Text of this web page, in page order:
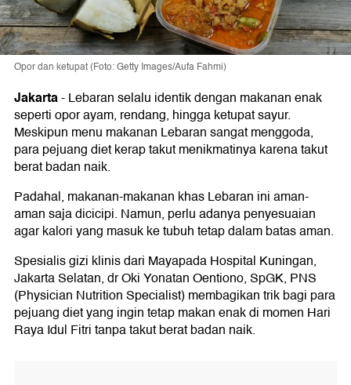
Opor dan ketupat (Foto: Getty Images/Aufa Fahmi)
Jakarta-Lebaran selalu identik dengan makanan enak
seperti opor ayam, rendang, hingga ketupat sayur.
Meskipun menu makanan Lebaran sangat menggoda,
para pejuang diet kerap takut menikmatinya karena takut
berat badan naik.
Padahal, makanan-makanan khas Lebaran ini aman-
aman saja dicicipi. Namun, perlu adanya penyesuaian
agar kalori yang masuk ke tubuh tetap dalam batas aman.
Spesialis gizi klinis dari Mayapada Hospital Kuningan,
Jakarta Selatan, dr Oki Yonatan Oentiono, SpGK, PNS
(Physician Nutrition Specialist) membagikan trik bagi para
pejuang diet yang ingin tetap makan enak di momen Hari
Raya Idul Fitri tanpa takut berat badan naik.